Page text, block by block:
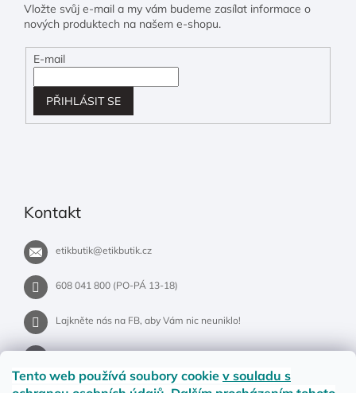
Tento web používá soubory cookie v souladu s
Vložte svůj e-mail a my vám budeme zasílat informace o
nových produktech na našem e-shopu.
E-mail
PŘIHLÁSIT SE
Kontakt
etikbutik@etikbutik.cz
608 041 800 (PO-PÁ 13-18)
Lajkněte nás na FB, aby Vám nic neuniklo!